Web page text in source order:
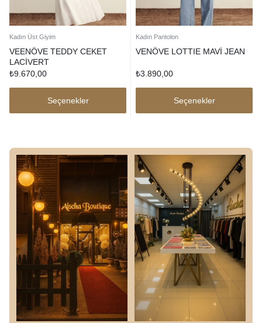
Kadın Üst Giyim
VEENÖVE TEDDY CEKET
LACİVERT
₺9.670,00
Seçenekler
Kadın Pantolon
VENÖVE LOTTIE MAVİ JEAN
₺3.890,00
Seçenekler